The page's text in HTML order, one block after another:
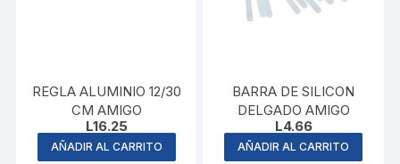
REGLA ALUMINIO 12/30
CM AMIGO
L16.25
AÑADIR AL CARRITO
BARRA DE SILICON
DELGADO AMIGO
L4.66
AÑADIR AL CARRITO